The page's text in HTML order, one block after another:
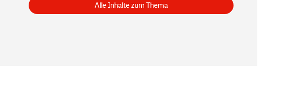
Alle Inhalte zum Thema